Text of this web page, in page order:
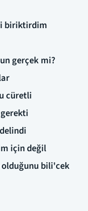
biriktirdim
gerçek mi?
cüretli
için değil
bili'cek